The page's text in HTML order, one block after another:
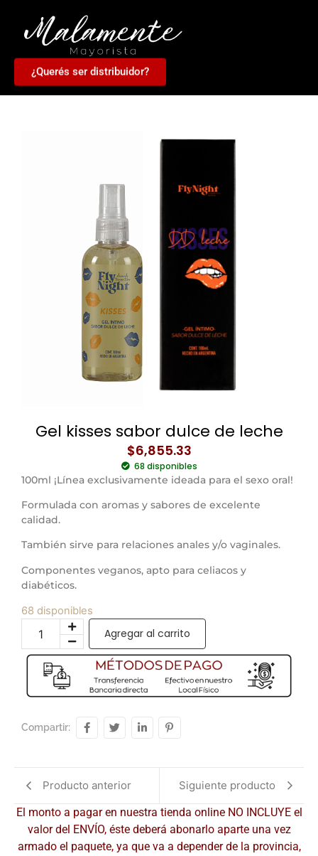
¿Querés ser distribuidor?
Gel kisses sabor dulce de leche
$6,855.33
68 disponibles
100ml ¡Línea exclusivamente ideada para el sexo oral!
Formulada con aromas y sabores de excelente
calidad.
También sirve para relaciones anales y/o vaginales.
Componentes veganos, apto para celiacos y
diabéticos.
68 disponibles
Agregar al carrito
Compartir:
Producto anterior
Siguiente producto
El monto a pagar en nuestra tienda online NO INCLUYE el
valor del ENVÍO, éste deberá abonarlo aparte una vez
armado el paquete, ya que va a depender de la provincia,